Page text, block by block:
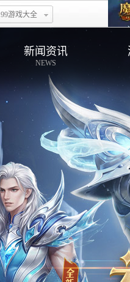
99游戏大全
新闻资讯
NEWS